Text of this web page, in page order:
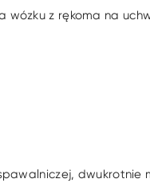
wózku z rękoma na